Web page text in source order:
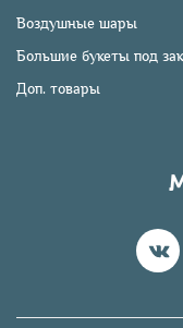
Воздушные шары
Большие букеты под
Доп. товары